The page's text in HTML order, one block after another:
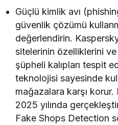
Güçlü kimlik avı
güvenlik çözümü
değerlendirin.
sitelerinin özelliklerini
şüpheli kalıpları tespit
teknolojisi sayesinde
mağazalara karşı
2025 yılında
Fake Shops Detection